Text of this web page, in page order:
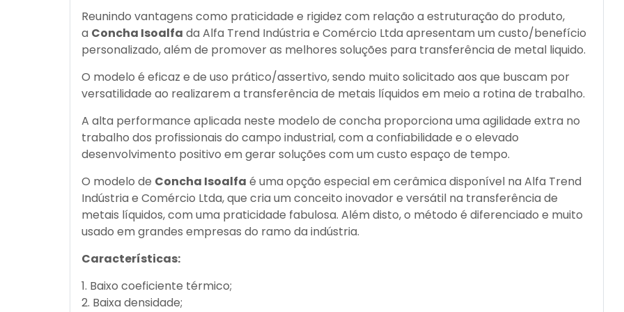
Reunindo vantagens como praticidade e rigidez com relação a estruturação do produto,
a Concha Isoalfa da Alfa Trend Indústria e Comércio Ltda apresentam um custo/benefício
personalizado, além de promover as melhores soluções para transferência de metal liquido.
O modelo é eficaz e de uso prático/assertivo, sendo muito solicitado aos que buscam por
versatilidade ao realizarem a transferência de metais líquidos em meio a rotina de trabalho.
A alta performance aplicada neste modelo de concha proporciona uma agilidade extra no
trabalho dos profissionais do campo industrial, com a confiabilidade e o elevado
desenvolvimento positivo em gerar soluções com um custo espaço de tempo.
O modelo de Concha Isoalfa é uma opção especial em cerâmica disponível na Alfa Trend
Indústria e Comércio Ltda, que cria um conceito inovador e versátil na transferência de
metais líquidos, com uma praticidade fabulosa. Além disto, o método é diferenciado e muito
usado em grandes empresas do ramo da indústria.
Características:
1. Baixo coeficiente térmico;
2. Baixa densidade;